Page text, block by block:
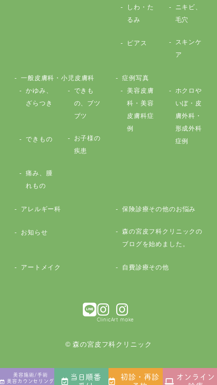
美容施術/手術
美容カウンセリング
当日順番
初診・再診
オンライン
しわ・た
るみ
ニキビ、
毛穴
ピアス
スキンケ
ア
一般皮膚科・小児皮膚科
かゆみ、
ざらつき
できも
の、ブツ
ブツ
できもの
お子様の
疾患
痛み、腫
れもの
症例写真
美容皮膚
科・美容
皮膚科症
例
ホクロや
いぼ・皮
膚外科・
形成外科
症例
アレルギー科 保険診療その他のお悩み
お知らせ
森の宮皮フ科クリニックの
ブログを始めました。
アートメイク 自費診療その他
ClinicArt make
© 森の宮皮フ科クリニック